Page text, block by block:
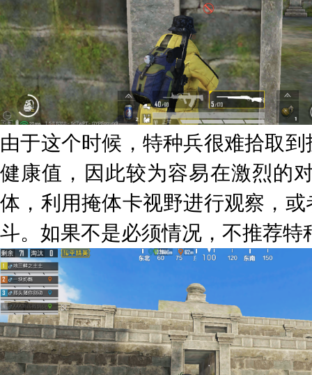
由于这个时候，特种兵很难拾取
健康值，因此较为容易在激烈的
体，利用掩体卡视野进行观察，
斗。如果不是必须情况，不推荐特